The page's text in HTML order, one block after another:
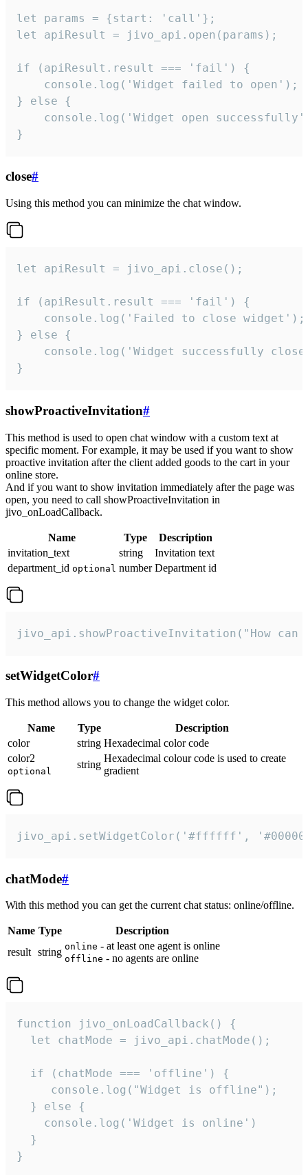
let params = {start: 'call'};
let apiResult = jivo_api.open(params);
if (apiResult.result === 'fail') {
    console.log('Widget failed to open');
} else {
console.log('Widget open
}
close#
Using this method you can minimize the chat window.
let apiResult = jivo_api.close();
if (apiResult.result === 'fail') {
    console.log('Failed to close widget');
} else {
console.log('Widget successfully
}
showProactiveInvitation#
This method is used to open chat window with a custom text at
specific moment. For example, it may be used if you want to show
proactive invitation after the client added goods to the cart in your
online store.
And if you want to show invitation immediately after the page was
open, you need to call showProactiveInvitation in
jivo_onLoadCallback.
Name Type
Description
invitation_text
string
Invitation text
department_id optional number Department id
jivo_api.showProactiveInvitation("How
setWidgetColor#
This method allows you to change the widget color.
Name Type
Description
color
string Hexadecimal color code
color2
optional
string
Hexadecimal colour code is used to create
gradient
jivo_api.setWidgetColor('#ffffff',
chatMode#
With this method you can get the current chat status: online/offline.
Name Type
Description
result string online - at least one agent is online
offline - no agents are online
function jivo_onLoadCallback() {
  let chatMode = jivo_api.chatMode();
  if (chatMode === 'offline') {
     console.log("Widget is offline");
  } else {
    console.log('Widget is online')
  }
}